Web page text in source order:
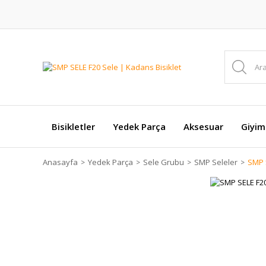
Bisikletler Yedek Parça Aksesuar Giyim
Anasayfa Yedek Parça Sele Grubu SMP Seleler SMP